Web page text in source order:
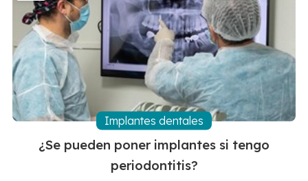
otro modo, se perdería. A continuación te explicamos
qué sucede paso a paso en el interior de tu anatomía
dental: 1. Eliminación del tejido infectado El primer paso
es acceder a la cámara pulpar. Allí se encuentra
¿Se pueden poner implantes si tengo
periodontitis?
Implantes dentales